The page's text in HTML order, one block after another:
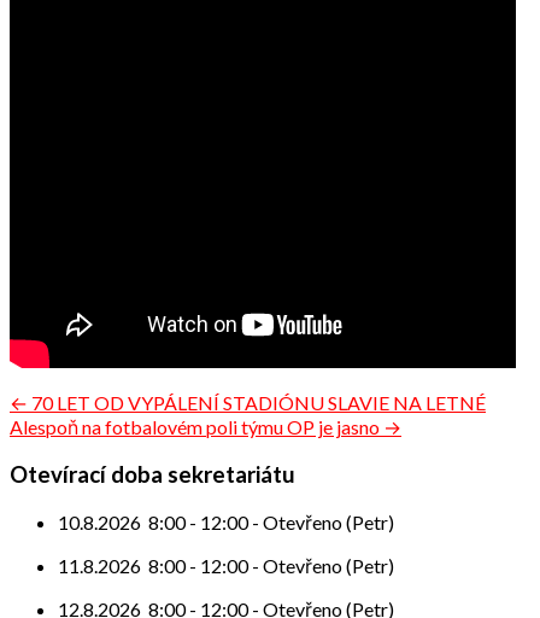
Navigace
pro
příspěvek
← 70 LET OD VYPÁLENÍ STADIÓNU SLAVIE NA LETNÉ
Alespoň na fotbalovém poli týmu OP je jasno →
Otevírací doba sekretariátu
10.8.2026 8:00- 12:00- Otevřeno (Petr)
11.8.2026 8:00- 12:00- Otevřeno (Petr)
12.8.2026 8:00- 12:00- Otevřeno (Petr)